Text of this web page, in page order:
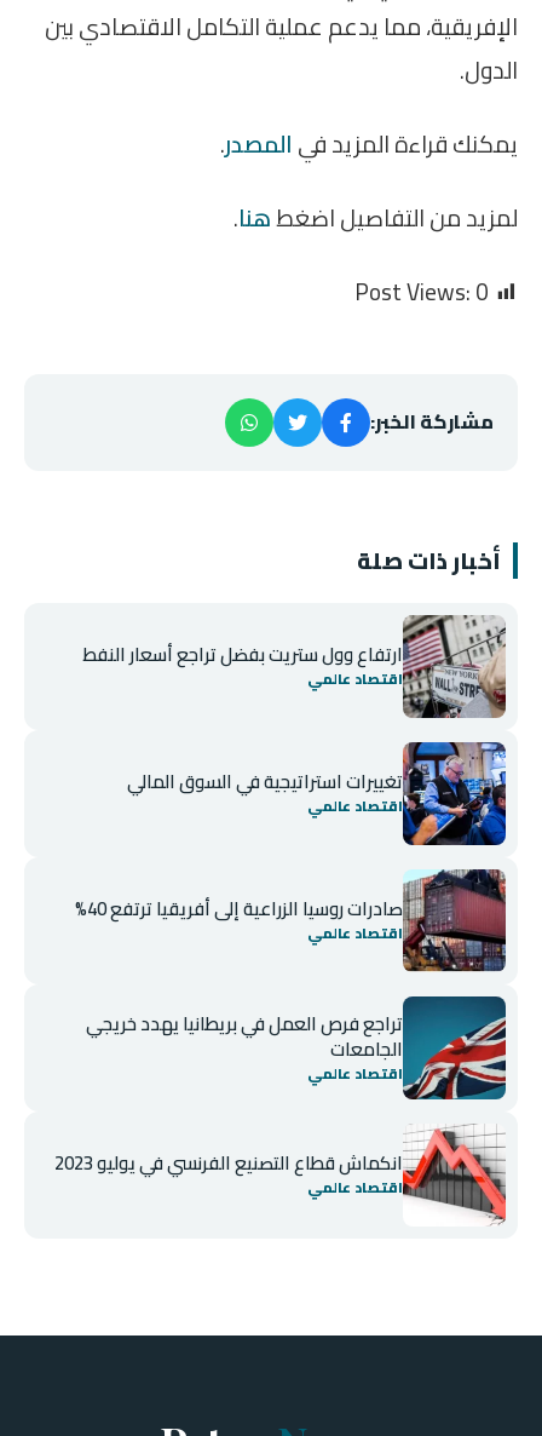
الإفريقية، مما يدعم عملية التكامل الاقتصادي بين
الدول.
يمكنك قراءة المزيد فيالمصدر.
لمزيد من التفاصيل اضغطهنا.
Post Views:0
مشاركة الخبر:
أخبار ذات صلة
ارتفاع وول ستريت بفضل تراجع أسعار النفط
اقتصاد عالمي
تغييرات استراتيجية في السوق المالي
اقتصاد عالمي
صادرات روسيا الزراعية إلى أفريقيا ترتفع 40%
اقتصاد عالمي
تراجع فرص العمل في بريطانيا يهدد خريجي
الجامعات
اقتصاد عالمي
انكماش قطاع التصنيع الفرنسي في يوليو 2023
اقتصاد عالمي